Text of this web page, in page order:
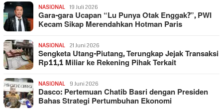
NASIONAL 19 Juli 2026
Gara-gara Ucapan “Lu Punya Otak Enggak?”, PWI
Kecam Sikap Merendahkan Hotman Paris
NASIONAL 21 Juni 2026
Sengketa Utang-Piutang, Terungkap Jejak Transaksi
Rp11,1 Miliar ke Rekening Pihak Terkait
NASIONAL 9 Juni 2026
Dasco: Pertemuan Chatib Basri dengan Presiden
Bahas Strategi Pertumbuhan Ekonomi